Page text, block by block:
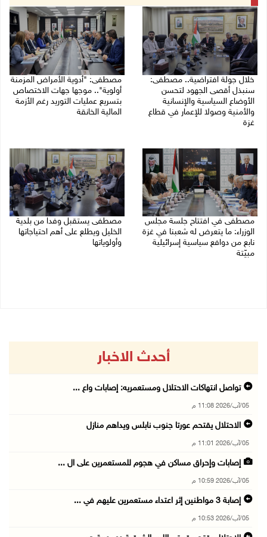
خلال جولة افتراضية.. مصطفى:
سنبذل أقصى الجهود لتحسن
الأوضاع السياسية والإنسانية
والأمنية وصولا للإعمار في قطاع
غزة
مصطفى: "أدوية الأمراض المزمنة
أولوية".. موجها جهات الاختصاص
بتسريع عمليات التوريد رغم الأزمة
المالية الخانقة
مصطفى في افتتاح جلسة مجلس
الوزراء: ما يتعرض له شعبنا في غزة
نابع من دوافع سياسية إسرائيلية
مبيّتة
مصطفى يستقبل وفدا من بلدية
الخليل ويطلع على أهم احتياجاتها
وأولوياتها
أحدث الاخبار
تواصل انتهاكات الاحتلال ومستعمريه: إصابات واع ...
05/آب/2026 11:08 م
الاحتلال يقتحم عورتا جنوب نابلس ويداهم منازل
05/آب/2026 11:01 م
إصابات وإحراق مساكن في هجوم للمستعمرين على ال ...
05/آب/2026 10:59 م
إصابة 3 مواطنين إثر اعتداء مستعمرين عليهم في ...
05/آب/2026 10:53 م